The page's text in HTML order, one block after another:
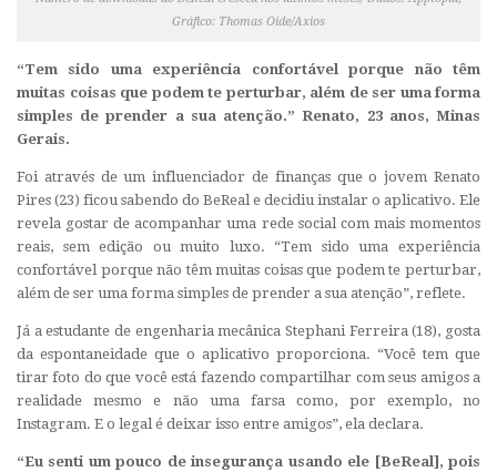
Gráfico: Thomas Oide/Axios
“Tem sido uma experiência confortável porque não têm
muitas coisas que podem te perturbar, além de ser uma forma
simples de prender a sua atenção.” Renato, 23 anos, Minas
Gerais.
Foi através de um influenciador de finanças que o jovem Renato
Pires (23) ficou sabendo do BeReal e decidiu instalar o aplicativo. Ele
revela gostar de acompanhar uma rede social com mais momentos
reais, sem edição ou muito luxo. “Tem sido uma experiência
confortável porque não têm muitas coisas que podem te perturbar,
além de ser uma forma simples de prender a sua atenção”, reflete.
Já a estudante de engenharia mecânica Stephani Ferreira (18), gosta
da espontaneidade que o aplicativo proporciona. “Você tem que
tirar foto do que você está fazendo compartilhar com seus amigos a
realidade mesmo e não uma farsa como, por exemplo, no
Instagram. E o legal é deixar isso entre amigos”, ela declara.
“Eu senti um pouco de insegurança usando ele [BeReal], pois